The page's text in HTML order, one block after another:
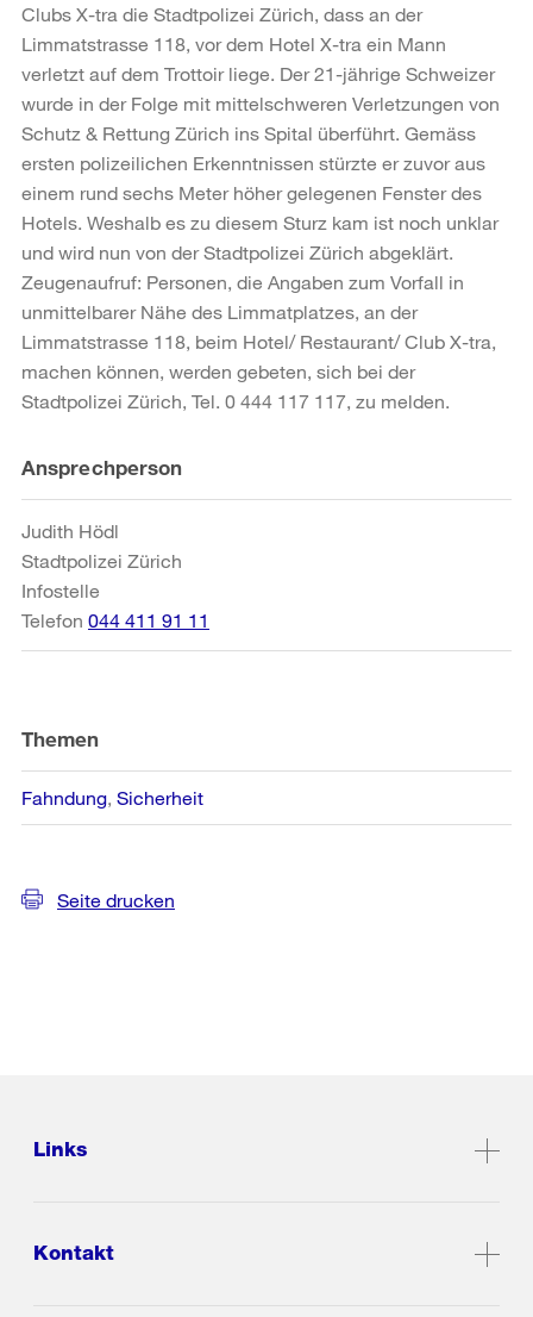
Clubs X-tra die Stadtpolizei Zürich, dass an der
Limmatstrasse 118, vor dem Hotel X-tra ein Mann
verletzt auf dem Trottoir liege. Der 21-jährige Schweizer
wurde in der Folge mit mittelschweren Verletzungen von
Schutz & Rettung Zürich ins Spital überführt. Gemäss
ersten polizeilichen Erkenntnissen stürzte er zuvor aus
einem rund sechs Meter höher gelegenen Fenster des
Hotels. Weshalb es zu diesem Sturz kam ist noch unklar
und wird nun von der Stadtpolizei Zürich abgeklärt.
Zeugenaufruf: Personen, die Angaben zum Vorfall in
unmittelbarer Nähe des Limmatplatzes, an der
Limmatstrasse 118, beim Hotel/ Restaurant/ Club X-tra,
machen können, werden gebeten, sich bei der
Stadtpolizei Zürich, Tel. 0 444 117 117, zu melden.
Weitere
Informationen
Ansprechperson
Judith Hödl
Stadtpolizei Zürich
Infostelle
Telefon 044 411 91 11
Themen
Fahndung Sicherheit
Seite drucken
Links
Kontakt